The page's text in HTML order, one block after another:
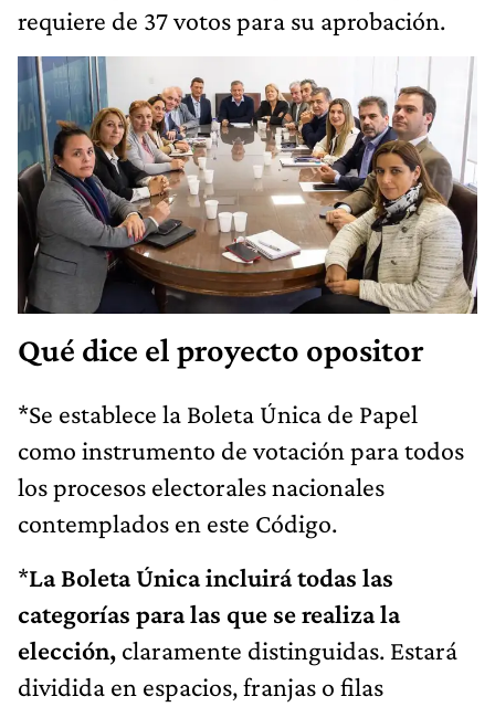
requiere de 37 votos para su aprobación.
Qué dice el proyecto opositor
*Se establece la Boleta Única de Papel
como instrumento de votación para todos
los procesos electorales nacionales
contemplados en este Código.
*La Boleta Única incluirá todas las
categorías para las que se realiza la
elección, claramente distinguidas. Estará
dividida en espacios, franjas o filas